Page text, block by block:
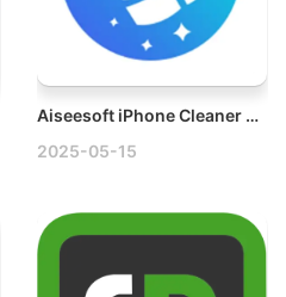
Aiseesoft iPhone Cleaner v1.0.20.128620 Mac iPhone清理工具破解版
2025-05-15